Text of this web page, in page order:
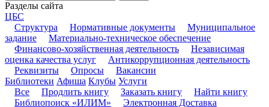
Разделы сайта
ЦБС
Структура
Нормативные документы
Муниципальное
задание
Материально-техническое обеспечение
Финансово-хозяйственная деятельность
Независимая
оценка качества услуг
Антикоррупционная деятельность
Реквизиты
Опросы
Вакансии
Библиотеки Афиша Клубы Услуги
Все
Продлить книгу Заказать книгу
Найти книгу
Библиопоиск «ИЛИМ»
Электронная Доставка